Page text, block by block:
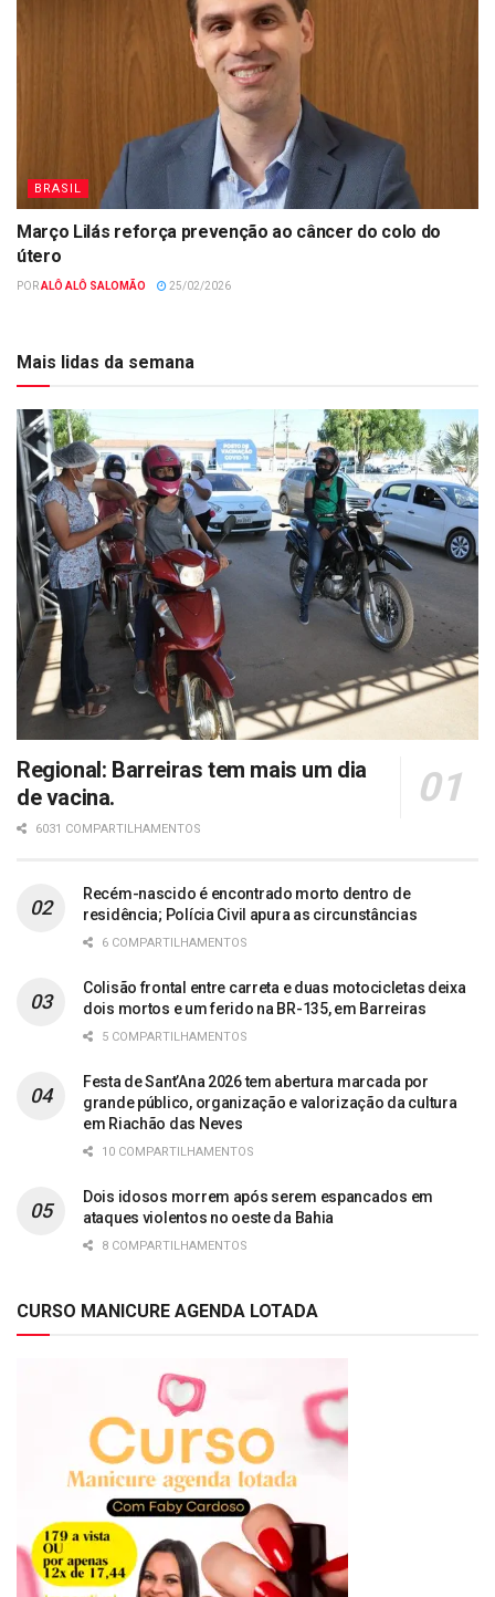
BRASIL
Março Lilás reforça prevenção ao câncer do colo do
útero
PORALÔ ALÔ SALOMÃO 25/02/2026
Mais lidas da semana
Regional: Barreiras tem mais um dia
de vacina.
6031 COMPARTILHAMENTOS
Recém-nascido é encontrado morto dentro de
residência; Polícia Civil apura as circunstâncias
6 COMPARTILHAMENTOS
Colisão frontal entre carreta e duas motocicletas deixa
dois mortos e um ferido na BR-135, em Barreiras
5 COMPARTILHAMENTOS
Festa de Sant’Ana 2026 tem abertura marcada por
grande público, organização e valorização da cultura
em Riachão das Neves
10 COMPARTILHAMENTOS
Dois idosos morrem após serem espancados em
ataques violentos no oeste da Bahia
8 COMPARTILHAMENTOS
CURSO MANICURE AGENDA LOTADA